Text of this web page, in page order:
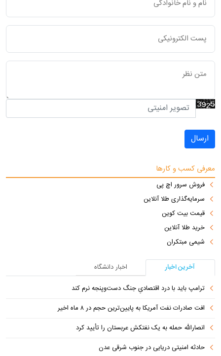
ارسال
معرفی کسب و کارها
فروش سرور اچ پی
سرمایه‌گذاری طلا آنلاین
قیمت بیت کوین
خرید طلا آنلاین
شیمی مبتکران
آخرین اخبار
اخبار دانشگاه
ترامپ باید با درد اقتصادیِ جنگ دست‌و‌پنجه نرم کند
افت صادرات نفت آمریکا به پایین‌ترین حجم در ۸ ماه اخیر
انصارالله حمله به یک نفتکش عربستان را تأیید کرد
حادثه امنیتی دریایی در جنوب شرقی عدن